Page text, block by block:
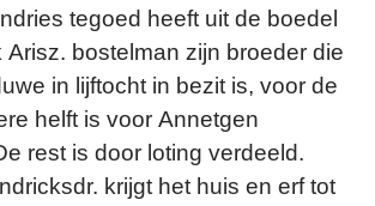
tegoed heeft uit de boedel
Arisz. bostelman zijn broeder die
in lijftocht in bezit is, voor de
helft is voor Annetgen
rest is door loting verdeeld.
krijgt het huis en erf tot